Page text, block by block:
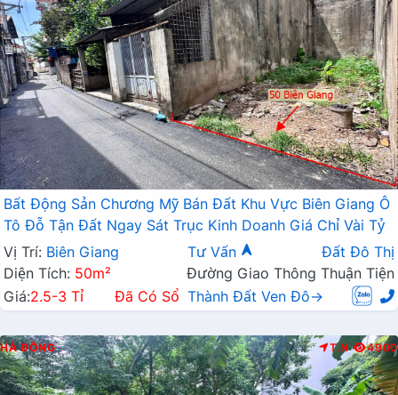
Bất Động Sản Chương Mỹ Bán Đất Khu Vực Biên Giang Ô
Tô Đỗ Tận Đất Ngay Sát Trục Kinh Doanh Giá Chỉ Vài Tỷ
Vị Trí: Biên Giang Tư Vấn
Đất Đô Thị
Diện Tích: 50m²
Đường Giao Thông Thuận Tiện
Giá:2.5-3 Tỉ Đã Có Sổ Thành Đất Ven Đô→
HÀ ĐÔNG T.N 4900